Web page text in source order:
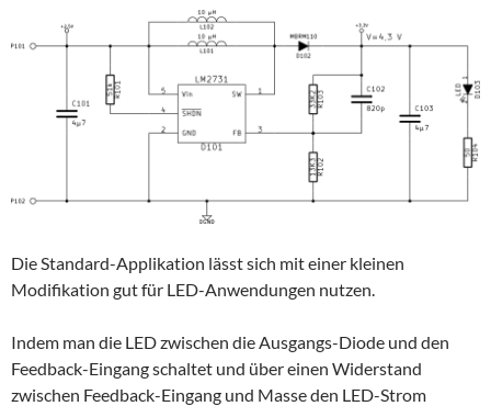
Die Standard-Applikation lässt sich mit einer kleinen
Modifikation gut für LED-Anwendungen nutzen.
Indem man die LED zwischen die Ausgangs-Diode und den
Feedback-Eingang schaltet und über einen Widerstand
zwischen Feedback-Eingang und Masse den LED-Strom